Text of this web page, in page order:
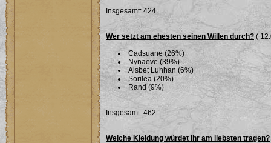
Insgesamt: 424
Wer setzt am ehesten seinen Willen durch?(
Cadsuane (26%)
Nynaeve (39%)
Alsbet Luhhan (6%)
Sorilea (20%)
Rand (9%)
Insgesamt: 462
Welche Kleidung würdet ihr am liebsten tragen?